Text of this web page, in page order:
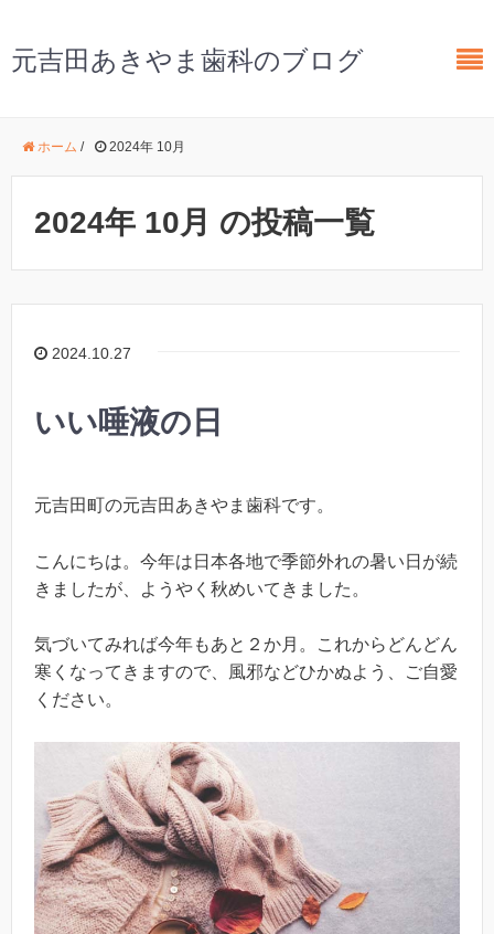
元吉田あきやま歯科のブログ
ホーム / 2024年 10月
2024年 10月 の投稿一覧
2024.10.27
いい唾液の日
元吉田町の元吉田あきやま歯科です。
こんにちは。今年は日本各地で季節外れの暑い日が続
きましたが、ようやく秋めいてきました。
気づいてみれば今年もあと２か月。これからどんどん
寒くなってきますので、風邪などひかぬよう、ご自愛
ください。